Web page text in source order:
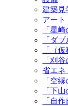
建築見
アート
「星
「ダ
「（
「刈
省エネ
「空
「下
「自